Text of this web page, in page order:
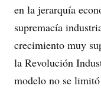
en la jerarquía
supremacía
crecimiento muy
la Revolución
modelo no se